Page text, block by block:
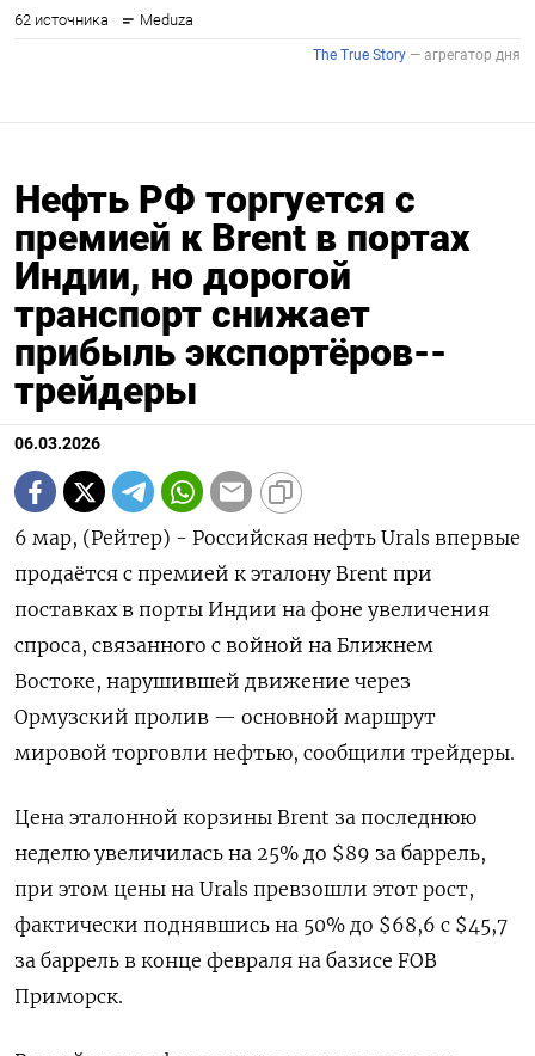
Нефть РФ торгуется с
премией к Brent в портах
Индии, но дорогой
транспорт снижает
прибыль экспортёров--
трейдеры
06.03.2026
6 мар, (Рейтер) - Российская нефть Urals впервые
продаётся с премией к эталону Brent при
поставках в порты Индии на фоне увеличения
спроса, связанного с войной на Ближнем
Востоке, ‌нарушившей движение через
Ормузский пролив — основной маршрут
мировой торговли нефтью, сообщили трейдеры.
Цена эталонной корзины Brent за последнюю
неделю увеличилась на 25% до $89 за баррель,
при ​этом цены на Urals ​превзошли этот рост,
фактически ​поднявшись на ⁠50% до $68,6 с $45,7
за баррель в конце февраля на ‌базисе FOB
Приморск.